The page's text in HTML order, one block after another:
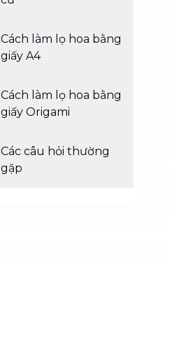
Cách làm lọ hoa bằng
giấy A4
Cách làm lọ hoa bằng
giấy Origami
Các câu hỏi thường
gặp